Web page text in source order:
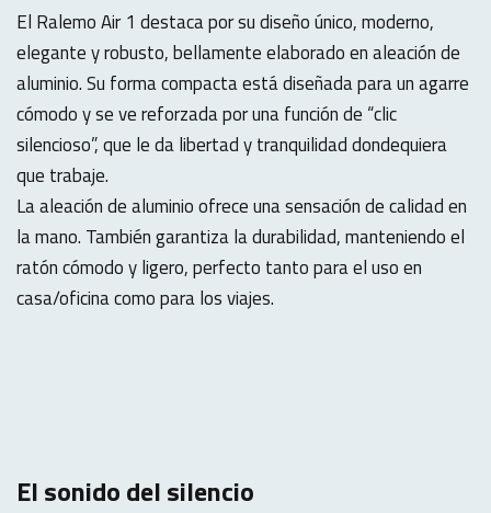
El Ralemo Air 1 destaca por su diseño único, moderno,
elegante y robusto, bellamente elaborado en aleación de
aluminio. Su forma compacta está diseñada para un agarre
cómodo y se ve reforzada por una función de “clic
silencioso”, que le da libertad y tranquilidad dondequiera
que trabaje.
La aleación de aluminio ofrece una sensación de calidad en
la mano. También garantiza la durabilidad, manteniendo el
ratón cómodo y ligero, perfecto tanto para el uso en
casa/oficina como para los viajes.
El sonido del silencio